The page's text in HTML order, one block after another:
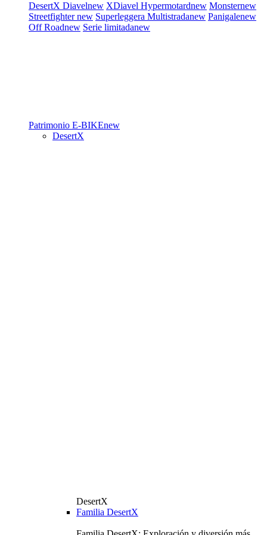
DesertX Diavelnew XDiavel Hypermotardnew Monsternew
Streetfighternew Superleggera Multistradanew Panigalenew
Off Roadnew Serie limitadanew
Patrimonio E-BIKEnew
DesertX
DesertX
Familia DesertX